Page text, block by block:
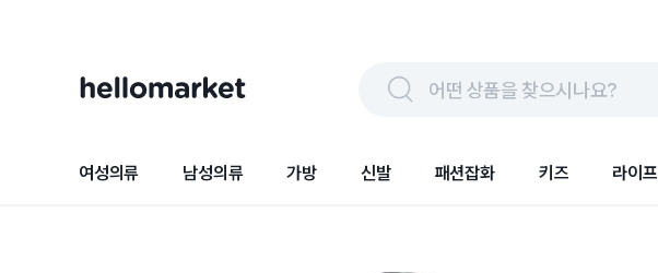
어떤 상품을 찾으시나요?
여성의류 남성의류 가방 신발 패션잡화 키즈 라이프